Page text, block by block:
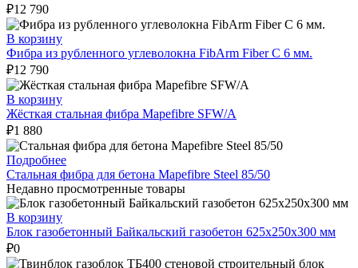
₽12 790
В корзину
Фибра из рубленного углеволокна FibArm Fiber С 6 мм.
₽12 790
В корзину
Жёсткая стальная фибра Mapefibre SFW/A
₽1 880
Подробнее
Стальная фибра для бетона Mapefibre Steel 85/50
Недавно просмотренные товары
В корзину
Блок газобетонный Байкальский газобетон 625х250х300 мм
₽0